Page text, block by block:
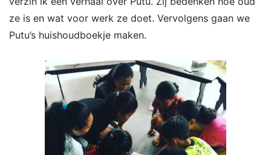
ze is en wat voor werk ze doet. Vervolgens gaan we
Putu’s huishoudboekje maken.